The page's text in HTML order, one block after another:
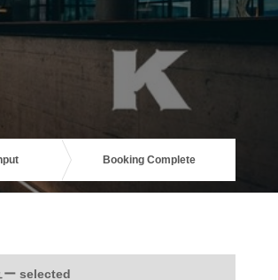
Booking Complete
ー selected